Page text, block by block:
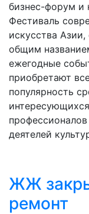
бизнес-форум и
Фестиваль
искусства
общим
ежегодные
приобретают
популярность
деятелей
ЖЖ
ремонт